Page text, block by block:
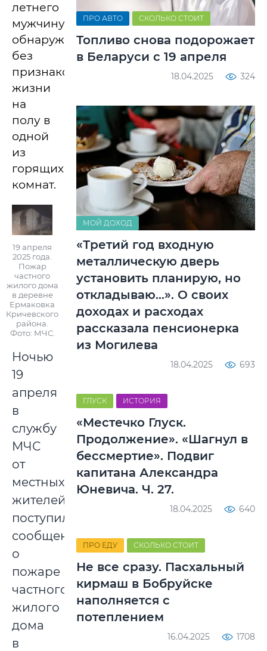
летнего
мужчину
обнаружили
без
признаков
жизни
на
полу в
одной
из
горящих
комнат.
19 апреля
2025 года.
Пожар
частного
жилого дома
в деревне
Ермаковка
Кричевского
района.
Фото: МЧС.
Ночью
19
апреля
в
службу
МЧС
от
местных
жителей
поступило
сообщение
о
пожаре
частного
жилого
дома
в
ПРО АВТО СКОЛЬКО СТОИТ
Топливо снова подорожает
в Беларуси с 19 апреля
18.04.2025 324
МОЙ ДОХОД
«Третий год входную
металлическую дверь
установить планирую, но
откладываю…». О своих
доходах и расходах
рассказала пенсионерка
из Могилева
18.04.2025 693
ГЛУСК ИСТОРИЯ
«Местечко Глуск.
Продолжение». «Шагнул в
бессмертие». Подвиг
капитана Александра
Юневича. Ч. 27.
18.04.2025 640
ПРО ЕДУ СКОЛЬКО СТОИТ
Не все сразу. Пасхальный
кирмаш в Бобруйске
наполняется с
потеплением
16.04.2025 1708